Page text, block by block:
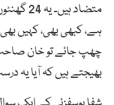
متضاد
ہے، کبھی بھی، کہیں
چھپ جائے تو خان
بھیجتے ہیں کہ آیا یہ